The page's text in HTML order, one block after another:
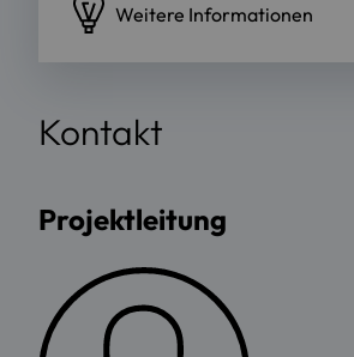
Weitere Informationen
Kontakt
Projektleitung